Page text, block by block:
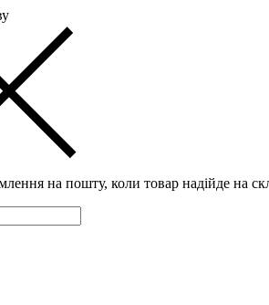
на пошту, коли товар надійде на